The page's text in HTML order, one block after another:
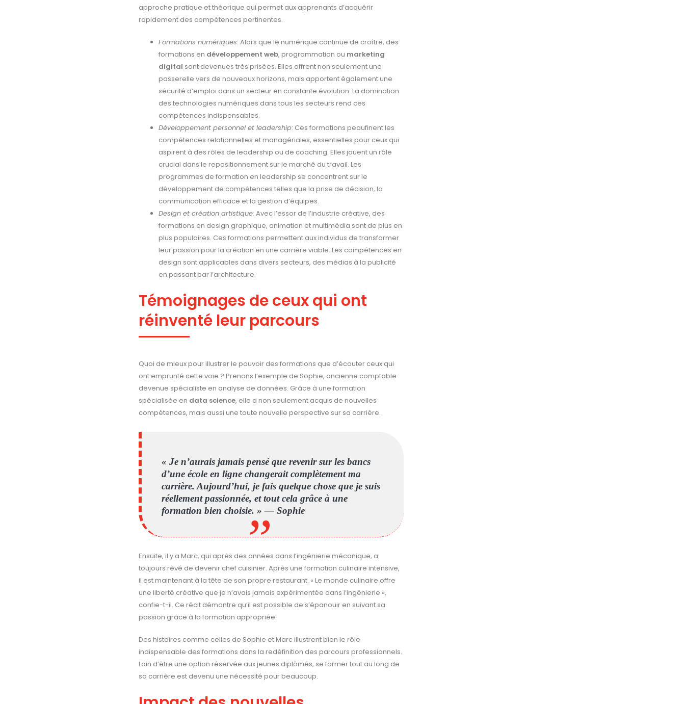
approche pratique et théorique qui permet aux apprenants d’acquérir
rapidement des compétences pertinentes.
Formations numériques: Alors que le numérique continue de croître, des
formations en développement web, programmation ou marketing
digital sont devenues très prisées. Elles offrent non seulement une
passerelle vers de nouveaux horizons, mais apportent également une
sécurité d’emploi dans un secteur en constante évolution. La domination
des technologies numériques dans tous les secteurs rend ces
compétences indispensables.
Développement personnel et leadership: Ces formations peaufinent les
compétences relationnelles et managériales, essentielles pour ceux qui
aspirent à des rôles de leadership ou de coaching. Elles jouent un rôle
crucial dans le repositionnement sur le marché du travail. Les
programmes de formation en leadership se concentrent sur le
développement de compétences telles que la prise de décision, la
communication efficace et la gestion d’équipes.
Design et création artistique: Avec l’essor de l’industrie créative, des
formations en design graphique, animation et multimédia sont de plus en
plus populaires. Ces formations permettent aux individus de transformer
leur passion pour la création en une carrière viable. Les compétences en
design sont applicables dans divers secteurs, des médias à la publicité
en passant par l’architecture.
Témoignages de ceux qui ont
réinventé leur parcours
Quoi de mieux pour illustrer le pouvoir des formations que d’écouter ceux qui
ont emprunté cette voie ? Prenons l’exemple de Sophie, ancienne comptable
devenue spécialiste en analyse de données. Grâce à une formation
spécialisée en data science, elle a non seulement acquis de nouvelles
compétences, mais aussi une toute nouvelle perspective sur sa carrière.
« Je n’aurais jamais pensé que revenir sur les bancs
d’une école en ligne changerait complètement ma
carrière. Aujourd’hui, je fais quelque chose que je suis
réellement passionnée, et tout cela grâce à une
formation bien choisie. » — Sophie
Ensuite, il y a Marc, qui après des années dans l’ingénierie mécanique, a
toujours rêvé de devenir chef cuisinier. Après une formation culinaire intensive,
il est maintenant à la tête de son propre restaurant. « Le monde culinaire offre
une liberté créative que je n’avais jamais expérimentée dans l’ingénierie »,
confie-t-il. Ce récit démontre qu’il est possible de s’épanouir en suivant sa
passion grâce à la formation appropriée.
Des histoires comme celles de Sophie et Marc illustrent bien le rôle
indispensable des formations dans la redéfinition des parcours professionnels.
Loin d’être une option réservée aux jeunes diplômés, se former tout au long de
sa carrière est devenu une nécessité pour beaucoup.